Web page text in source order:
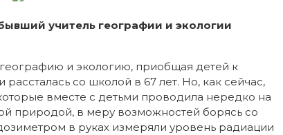
учитель географии и экологии
и экологию, приобщая детей к
со школой в 67 лет. Но, как сейчас,
вместе с детьми проводила нередко на
природой, в меру возможностей борясь со
в руках измеряли уровень радиации